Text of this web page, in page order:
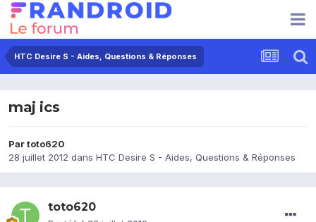
HTC Desire S - Aides, Questions & Réponses
maj ics
Partoto620
28 juillet 2012 dans HTC Desire S - Aides, Questions & Réponses
toto620